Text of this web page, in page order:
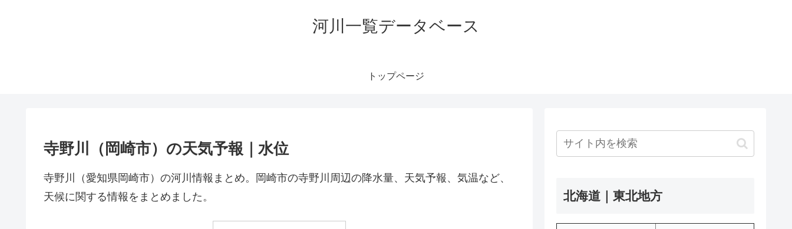
河川一覧データベース
トップページ
寺野川（岡崎市）の天気予報｜水位
寺野川（愛知県岡崎市）の河川情報まとめ。岡崎市の寺野川周辺の降水量、天気予報、気温など、
天候に関する情報をまとめました。
北海道｜東北地方